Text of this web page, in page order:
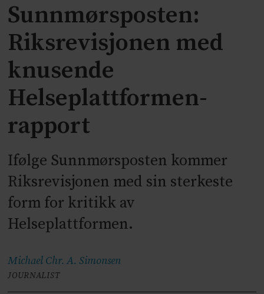
Sunnmørsposten:
Riksrevisjonen med
knusende
Helseplattformen-
rapport
Ifølge Sunnmørsposten kommer
Riksrevisjonen med sin sterkeste
form for kritikk av
Helseplattformen.
Michael Chr. A. Simonsen
JOURNALIST